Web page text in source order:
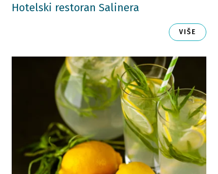
Hotelski restoran Salinera
VIŠE